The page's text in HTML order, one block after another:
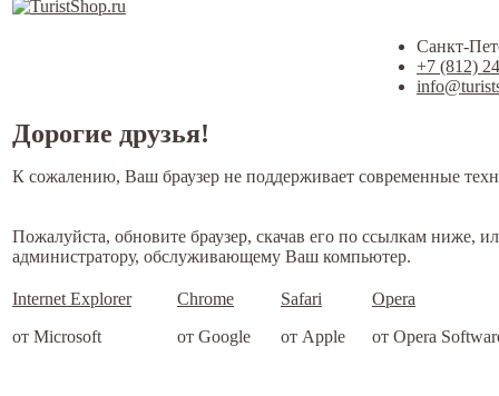
Санкт-
+7 (812)
Дорогие друзья!
К сожалению, Ваш браузер не поддерживает современные
Пожалуйста, обновите браузер, скачав его по ссылкам ниже,
администратору, обслуживающему Ваш компьютер.
Internet Explorer
от Microsoft
Chrome
от Google
Safari
от Apple
Opera
от Opera